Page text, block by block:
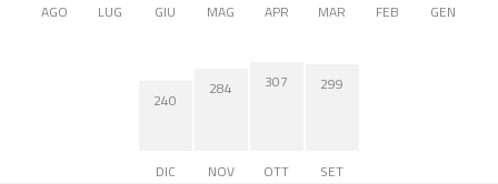
AGO
LUG GIU MAG APR MAR FEB GEN
240
DIC
284
NOV
307
OTT
299
SET